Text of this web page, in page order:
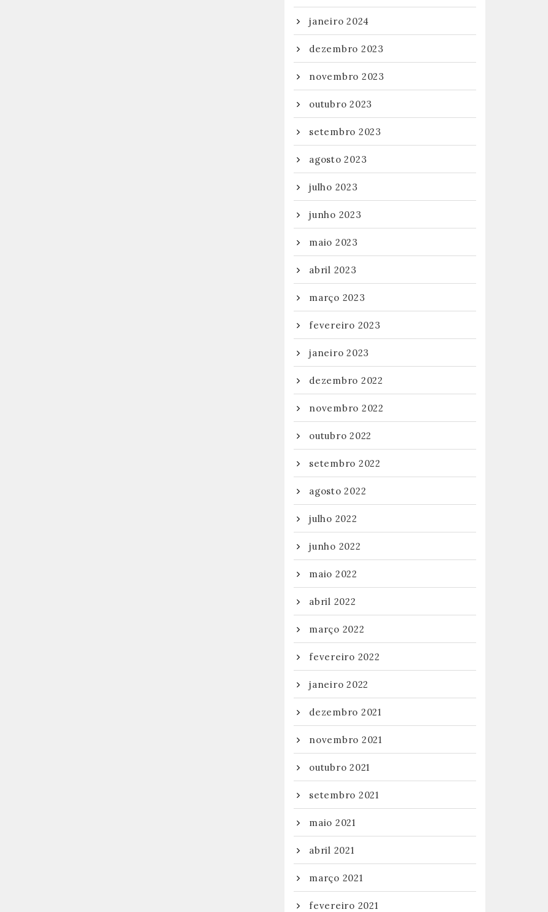
janeiro 2024
dezembro 2023
novembro 2023
outubro 2023
setembro 2023
agosto 2023
julho 2023
junho 2023
maio 2023
abril 2023
março 2023
fevereiro 2023
janeiro 2023
dezembro 2022
novembro 2022
outubro 2022
setembro 2022
agosto 2022
julho 2022
junho 2022
maio 2022
abril 2022
março 2022
fevereiro 2022
janeiro 2022
dezembro 2021
novembro 2021
outubro 2021
setembro 2021
maio 2021
abril 2021
março 2021
fevereiro 2021